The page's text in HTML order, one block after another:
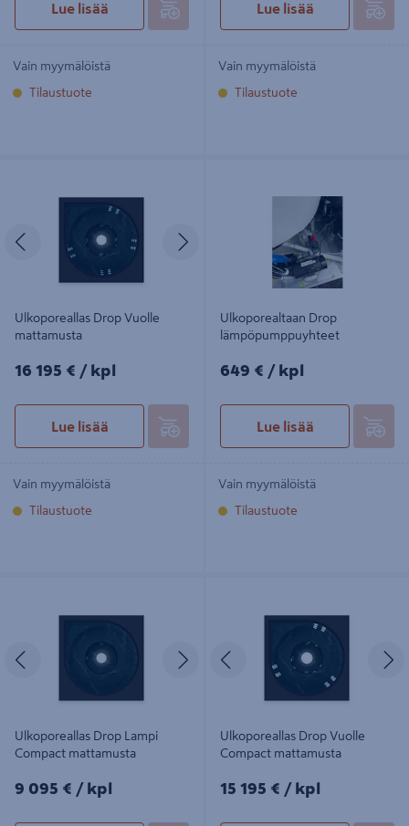
Lue lisää
Vain myymälöistä
Tilaustuote
Lue lisää
Vain myymälöistä
Tilaustuote
Ulkoporeallas Drop Vuolle
mattamusta
16195€/kpl
16 195 € / kpl
Lue lisää
Vain myymälöistä
Tilaustuote
Ulkoporealtaan Drop
lämpöpumppuyhteet
649€/kpl
649 € / kpl
Lue lisää
Vain myymälöistä
Tilaustuote
Seuraava
Ulkoporeallas Drop Lampi
Compact mattamusta
9095€/kpl
9 095 € / kpl
Ulkoporeallas Drop Vuolle
Compact mattamusta
15195€/kpl
15 195 € / kpl